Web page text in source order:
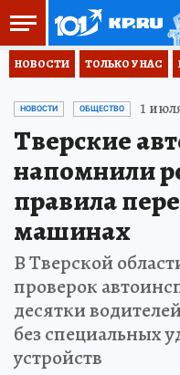
НОВОСТИ ТОЛЬКО У НАС
НОВОСТИ ОБЩЕСТВО 1
Тверские
напомнили
правила
машинах
В Тверской
проверок
десятки
без специальных
устройств